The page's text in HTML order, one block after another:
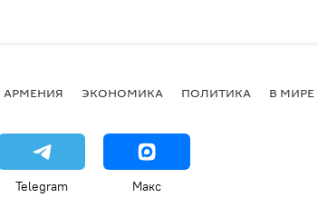
АРМЕНИЯ ЭКОНОМИКА ПОЛИТИКА В МИРЕ
Telegram Макс